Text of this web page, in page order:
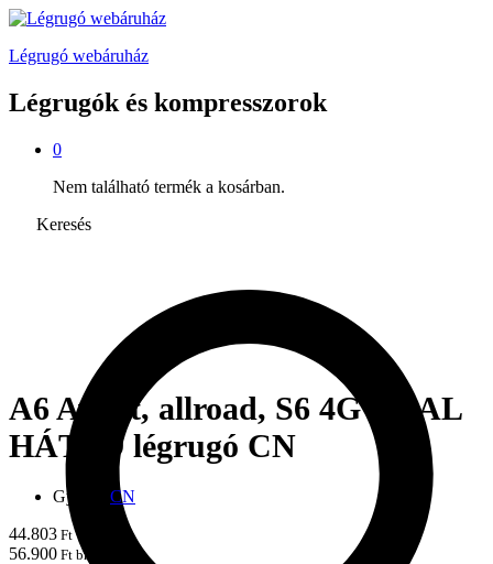
Légrugó webáruház
Légrugók és kompresszorok
0
Nem található termék a kosárban.
Keresés
A6 Avant, allroad, S6 4G – BAL
HÁTSÓ légrugó CN
Gyártó: CN
44.803 Ft + ÁFA
56.900 Ft brutto